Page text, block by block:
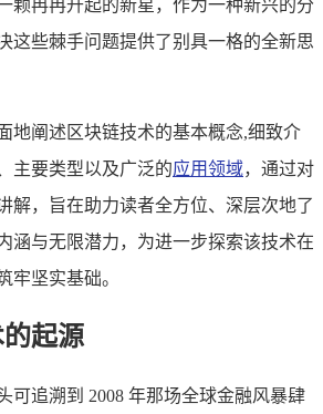
颗冉冉升起的新星，作为一种新兴的分
这些棘手问题提供了别具一格的全新思
地阐述区块链技术的基本概念,细致介
主要类型以及广泛的应用领域，通过对
解，旨在助力读者全方位、深层次地了
涵与无限潜力，为进一步探索该技术在
牢坚实基础。
起源
可追溯到 2008 年那场全球金融风暴肆